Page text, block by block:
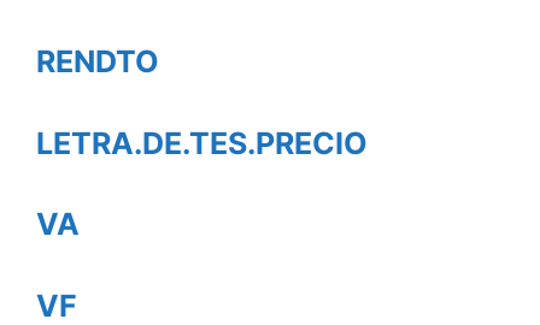
RENDTO
LETRA.DE.TES.PRECIO
VA
VF